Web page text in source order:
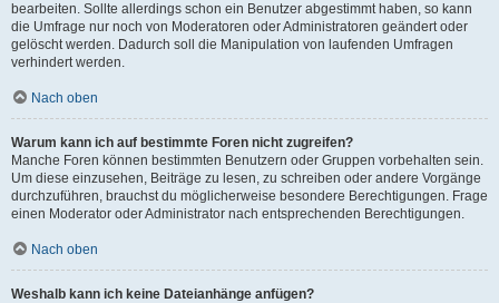
bearbeiten. Sollte allerdings schon ein Benutzer abgestimmt haben, so kann
die Umfrage nur noch von Moderatoren oder Administratoren geändert oder
gelöscht werden. Dadurch soll die Manipulation von laufenden Umfragen
verhindert werden.
Nach oben
Warum kann ich auf bestimmte Foren nicht zugreifen?
Manche Foren können bestimmten Benutzern oder Gruppen vorbehalten sein.
Um diese einzusehen, Beiträge zu lesen, zu schreiben oder andere Vorgänge
durchzuführen, brauchst du möglicherweise besondere Berechtigungen. Frage
einen Moderator oder Administrator nach entsprechenden Berechtigungen.
Nach oben
Weshalb kann ich keine Dateianhänge anfügen?